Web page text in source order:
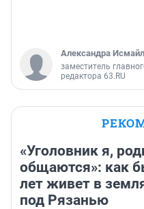
Александра
заместитель
редактора 63.RU
«Уголовник я,
общаются»: как
лет живет в
под Рязанью